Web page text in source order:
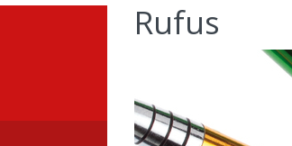
Rufus